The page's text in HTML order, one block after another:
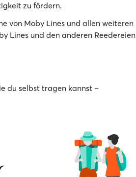
zu fördern.
von Moby Lines und allen weiteren
Lines und den anderen Reedereien
du selbst tragen kannst –